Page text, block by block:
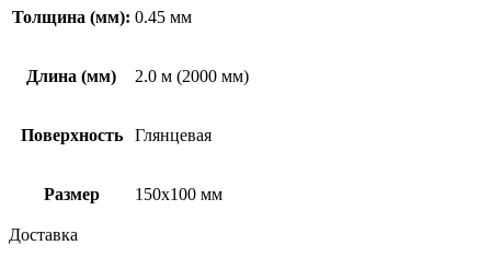
Толщина (мм): 0.45 мм
Длина (мм) 2.0 м (2000 мм)
Поверхность Глянцевая
Размер 150х100 мм
Доставка